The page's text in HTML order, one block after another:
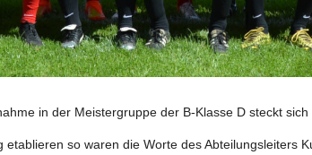
in der Meistergruppe der B-Klasse D steckt
so waren die Worte des